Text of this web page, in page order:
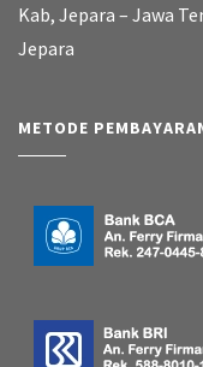
Kab, Jepara – Jawa
Jepara
METODE